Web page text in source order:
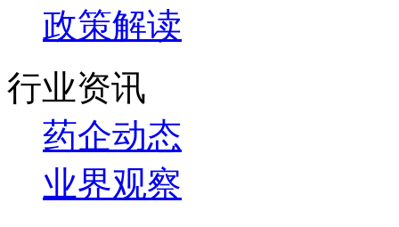
政策解读
行业资讯
药企动态
业界观察